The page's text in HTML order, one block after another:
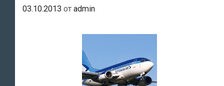
03.10.2013 от admin